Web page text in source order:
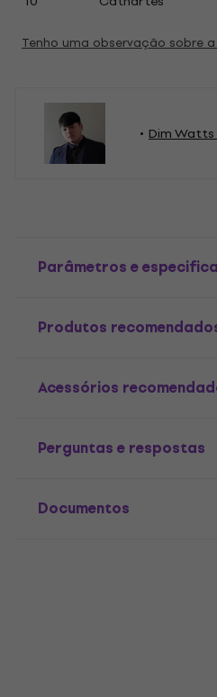
Tenho uma observação sobre
Dim Watts
Parâmetros e
Produtos
Acessórios
Perguntas e respostas
Documentos